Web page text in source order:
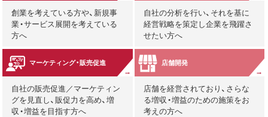
創業を考えている方や、新規事
業・サービス展開を考えている
方へ
自社の分析を行い、それを基に
経営戦略を策定し企業を飛躍さ
せたい方へ
マーケティング・販売促進
自社の販売促進／マーケティン
グを見直し、販促力を高め、増
収・増益を目指す方へ
店舗開発
店舗を経営されており、さらな
る増収・増益のための施策をお
考えの方へ